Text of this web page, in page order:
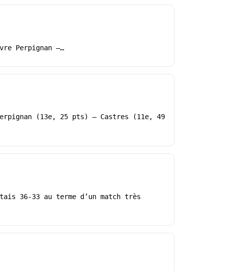
Perpignan –…
(13e, 25 pts) – Castres (11e, 49
36-33 au terme d’un match très